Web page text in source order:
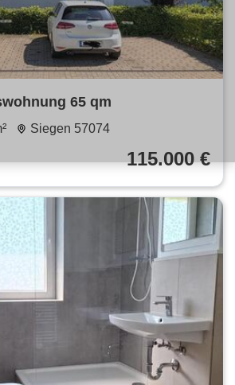
65 qm
Siegen 57074
115.000 €